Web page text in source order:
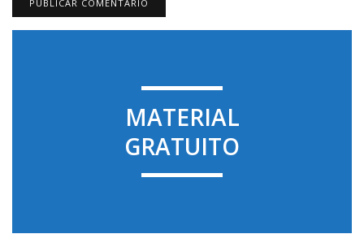
MATERIAL
GRATUITO